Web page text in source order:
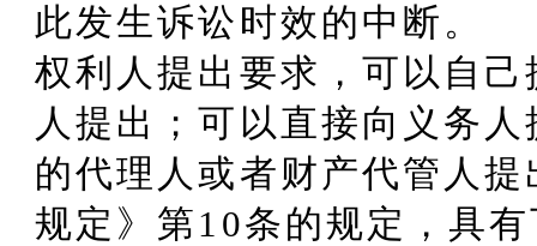
此发生诉讼时效的中断。
权利人提出要求，可以自
人提出；可以直接向义务
的代理人或者财产代管人
规定》第10条的规定，具